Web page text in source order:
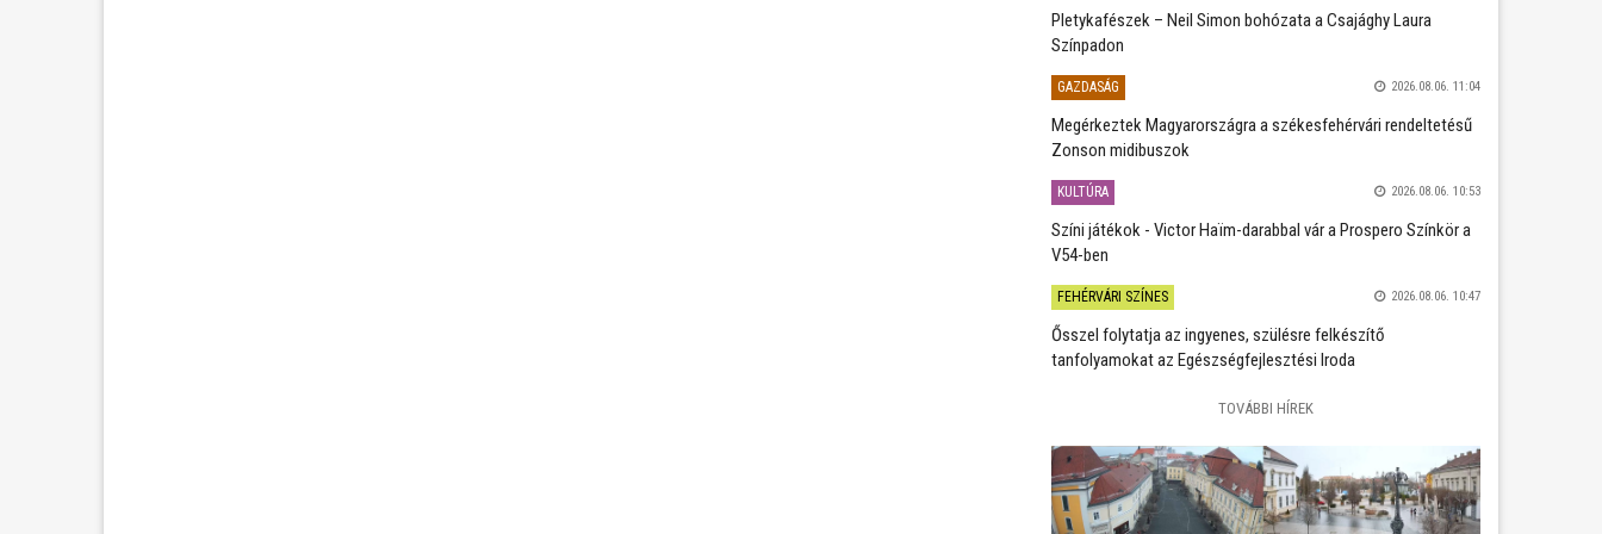
Pletykafészek – Neil Simon bohózata a Csajághy Laura
Színpadon
GAZDASÁG 2026.08.06. 11:04
Megérkeztek Magyarországra a székesfehérvári rendeltetésű
Zonson midibuszok
KULTÚRA 2026.08.06. 10:53
Színi játékok - Victor Haïm-darabbal vár a Prospero Színkör a
V54-ben
FEHÉRVÁRI SZÍNES 2026.08.06. 10:47
Ősszel folytatja az ingyenes, szülésre felkészítő
tanfolyamokat az Egészségfejlesztési Iroda
TOVÁBBI HÍREK